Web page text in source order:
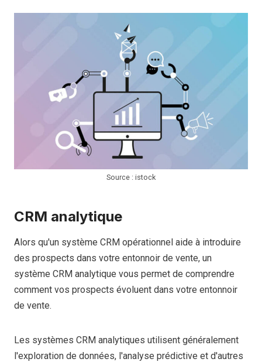
Source : istock
CRM analytique
Alors qu'un système CRM opérationnel aide à introduire
des prospects dans votre entonnoir de vente, un
système CRM analytique vous permet de comprendre
comment vos prospects évoluent dans votre entonnoir
de vente.
Les systèmes CRM analytiques utilisent généralement
l'exploration de données, l'analyse prédictive et d'autres